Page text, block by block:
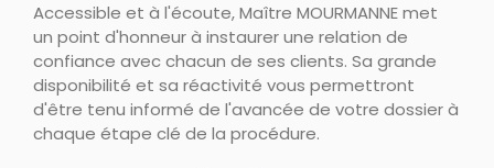
Accessible et à l'écoute, Maître MOURMANNE met
un point d'honneur à instaurer une relation de
confiance avec chacun de ses clients. Sa grande
disponibilité et sa réactivité vous permettront
d'être tenu informé de l'avancée de votre dossier à
chaque étape clé de la procédure.